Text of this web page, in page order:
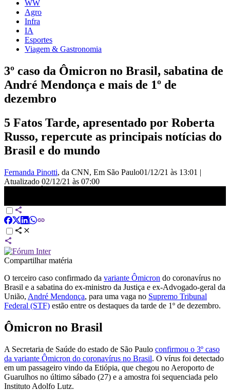
WW
Agro
Infra
IA
Esportes
Viagem & Gastronomia
3º caso da Ômicron no Brasil, sabatina de
André Mendonça e mais de 1º de
dezembro
5 Fatos Tarde, apresentado por Roberta
Russo, repercute as principais notícias do
Brasil e do mundo
Fernanda Pinotti, da CNN, Em São Paulo01/12/21 às 13:01 |
Atualizado 02/12/21 às 07:00
Compartilhar matéria
O terceiro caso confirmado da variante Ômicron do coronavírus no
Brasil e a sabatina do ex-ministro da Justiça e ex-Advogado-geral da
União, André Mendonça, para uma vaga no Supremo Tribunal
Federal (STF) estão entre os destaques da tarde de 1º de dezembro.
Ômicron no Brasil
A Secretaria de Saúde do estado de São Paulo confirmou o 3º caso
da variante Ômicron do coronavírus no Brasil. O vírus foi detectado
em um passageiro vindo da Etiópia, que chegou no Aeroporto de
Guarulhos no último sábado (27) e a amostra foi sequenciada pelo
Instituto Adolfo Lutz.